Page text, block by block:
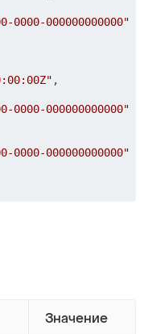
0000-000000000000"
,
0000-000000000000"
0000-000000000000"
Значение